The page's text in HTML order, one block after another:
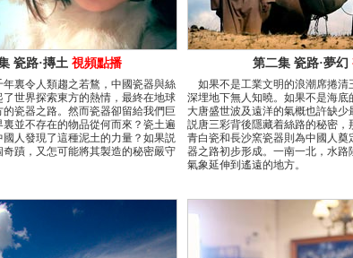
瓷路·摶土 視頻點播
裏令人類趨之若鶩，中國瓷器與絲
世界探索東方的熱情，最終在地球
瓷器之路。然而瓷器卻留給我們巨
並不存在的物品從何而來？瓷土遍
人發現了這種泥土的力量？如果説
蹟，又怎可能將其製造的秘密嚴守
第二集 瓷路·夢幻
如果不是工業文明的浪潮席捲清
深埋地下無人知曉。如果不是海底
大唐盛世波及遠洋的氣概也許缺
説唐三彩背後隱藏着絲路的秘密，
青白瓷和長沙窯瓷器則為中國人奠
器之路初步形成。一南一北，水路
氣象延伸到遙遠的地方。